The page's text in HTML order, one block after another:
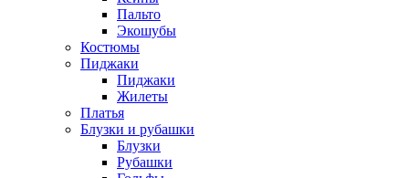
Пальто
Экошубы
Костюмы
Пиджаки
Пиджаки
Жилеты
Платья
Блузки и рубашки
Блузки
Рубашки